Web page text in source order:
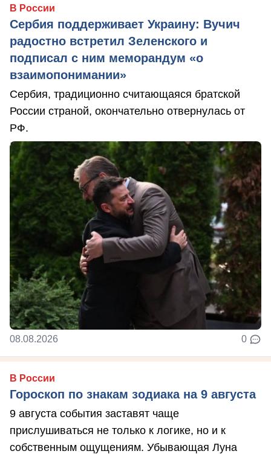
В России
Сербия поддерживает Украину: Вучич
радостно встретил Зеленского и
подписал с ним меморандум «о
взаимопонимании»
Сербия, традиционно считающаяся братской
России страной, окончательно отвернулась от
РФ.
08.08.2026 0
В России
Гороскоп по знакам зодиака на 9 августа
9 августа события заставят чаще
прислушиваться не только к логике, но и к
собственным ощущениям. Убывающая Луна